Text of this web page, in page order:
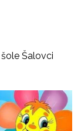
Šalovci